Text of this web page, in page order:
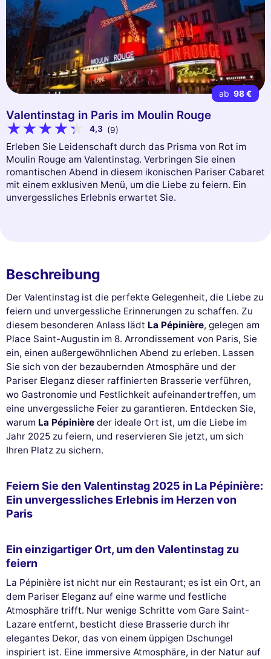
ab 98 €
Valentinstag in Paris im Moulin Rouge
4,3 (9)
Erleben Sie Leidenschaft durch das Prisma von Rot im
Moulin Rouge am Valentinstag. Verbringen Sie einen
romantischen Abend in diesem ikonischen Pariser Cabaret
mit einem exklusiven Menü, um die Liebe zu feiern. Ein
unvergessliches Erlebnis erwartet Sie.
Beschreibung
Der Valentinstag ist die perfekte Gelegenheit, die Liebe zu
feiern und unvergessliche Erinnerungen zu schaffen. Zu
diesem besonderen Anlass lädt La Pépinière, gelegen am
Place Saint-Augustin im 8. Arrondissement von Paris, Sie
ein, einen außergewöhnlichen Abend zu erleben. Lassen
Sie sich von der bezaubernden Atmosphäre und der
Pariser Eleganz dieser raffinierten Brasserie verführen,
wo Gastronomie und Festlichkeit aufeinandertreffen, um
eine unvergessliche Feier zu garantieren. Entdecken Sie,
warum La Pépinière der ideale Ort ist, um die Liebe im
Jahr 2025 zu feiern, und reservieren Sie jetzt, um sich
Ihren Platz zu sichern.
Feiern Sie den Valentinstag 2025 in La Pépinière:
Ein unvergessliches Erlebnis im Herzen von
Paris
Ein einzigartiger Ort, um den Valentinstag zu
feiern
La Pépinière ist nicht nur ein Restaurant; es ist ein Ort, an
dem Pariser Eleganz auf eine warme und festliche
Atmosphäre trifft. Nur wenige Schritte vom Gare Saint-
Lazare entfernt, besticht diese Brasserie durch ihr
elegantes Dekor, das von einem üppigen Dschungel
inspiriert ist. Eine immersive Atmosphäre, in der Natur auf